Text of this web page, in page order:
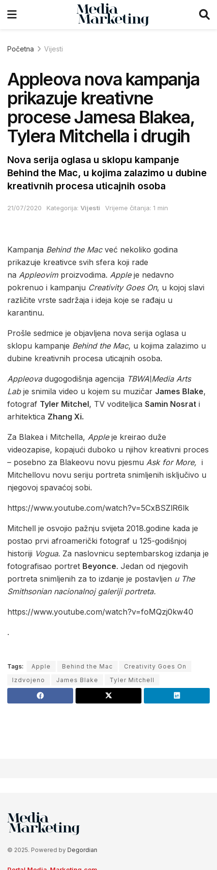
Početna Vijesti
Appleova nova kampanja
prikazuje kreativne
procese Jamesa Blakea,
Tylera Mitchella i drugih
Nova serija oglasa u sklopu kampanje
Behind the Mac, u kojima zalazimo u dubine
kreativnih procesa uticajnih osoba
21/07/2020 Kategorija: Vijesti Vrijeme čitanja: 1 min
Kampanja Behind the Macveć nekoliko godina
prikazuje kreativce svih sfera koji rade
na Appleovimproizvodima. Appleje nedavno
pokrenuo i kampanju Creativity Goes On, u kojoj slavi
različite vrste sadržaja i ideja koje se rađaju u
karantinu.
Prošle sedmice je objavljena nova serija oglasa u
sklopu kampanje Behind the Mac, u kojima zalazimo u
dubine kreativnih procesa uticajnih osoba.
Appleovadugogodišnja agencija TBWA\Media Arts
Labje snimila video u kojem su muzičar James Blake,
fotograf Tyler Mitchel, TV voditeljica Samin Nosrat i
arhitektica Zhang Xi.
Za Blakea i Mitchella, Appleje kreirao duže
videozapise, kopajući duboko u njihov kreativni proces
– posebno za Blakeovu novu pjesmu Ask for More, i
Mitchellovu novu seriju portreta snimljenih isključivo u
njegovoj spavaćoj sobi.
https://www.youtube.com/watch?v=5CxBSZlR6lk
Mitchell je osvojio pažnju svijeta 2018.godine kada je
postao prvi afroamerički fotograf u 125-godišnjoj
historiji Vogua. Za naslovnicu septembarskog izdanja je
fotografisao portret Beyonce. Jedan od njegovih
portreta snimljenih za to izdanje je postavljen u The
Smithsonian nacionalnoj galeriji portreta.
https://www.youtube.com/watch?v=foMQzj0kw40
.
Tags: Apple Behind the Mac
Creativity Goes On
Izdvojeno
James Blake Tyler Mitchell
© 2025. Powered by Degordian